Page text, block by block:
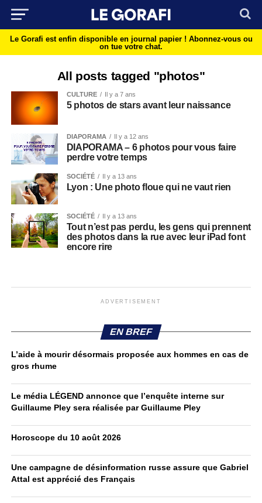
Le Gorafi est enfin disponible en journal papier ! Abonnez-vous ou
on tue votre chat.
All posts tagged "photos"
CULTURE Il y a 7 ans
5 photos de stars avant leur naissance
DIAPORAMA Il y a 12 ans
DIAPORAMA – 6 photos pour vous faire
perdre votre temps
SOCIÉTÉ Il y a 13 ans
Lyon : Une photo floue qui ne vaut rien
SOCIÉTÉ Il y a 13 ans
Tout n’est pas perdu, les gens qui prennent
des photos dans la rue avec leur iPad font
encore rire
ADVERTISEMENT
EN BREF
L’aide à mourir désormais proposée aux hommes en cas de
gros rhume
Le média LÉGEND annonce que l’enquête interne sur
Guillaume Pley sera réalisée par Guillaume Pley
Horoscope du 10 août 2026
Une campagne de désinformation russe assure que Gabriel
Attal est apprécié des Français